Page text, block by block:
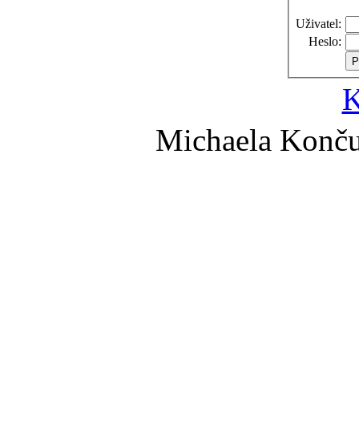
Uživatel:
Heslo:
Michaela